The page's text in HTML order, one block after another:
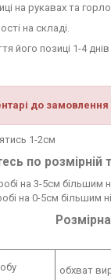
на рукавах та
на складі.
його позиці 1-4 днів
до замовлення
1-2см
по
на 3-5см більшим
на 0-5см більшим
обхват